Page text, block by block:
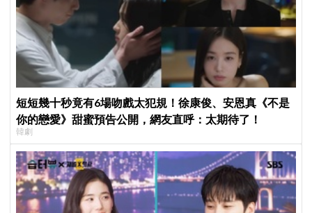
短短幾十秒竟有6場吻戲太犯規！徐康俊、安恩真《不是
你的戀愛》甜蜜預告公開，網友直呼：太期待了！
韓劇